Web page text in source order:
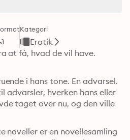
Kategori
Erotik
at få, hvad de vil have.
i hans tone. En advarsel.
advarsler, hverken hans eller
taget over nu, og den ville
noveller er en novellesamling